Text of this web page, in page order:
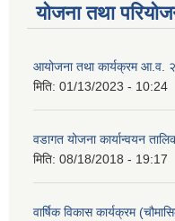
योजना तथा
आयोजना तथा कार्यक्रम आ.व.
मिति: 01/13/2023 - 10:24
वडागत योजना कार्यान्वयन
मिति: 08/18/2018 - 19:17
वार्षिक विकास कार्यक्रम